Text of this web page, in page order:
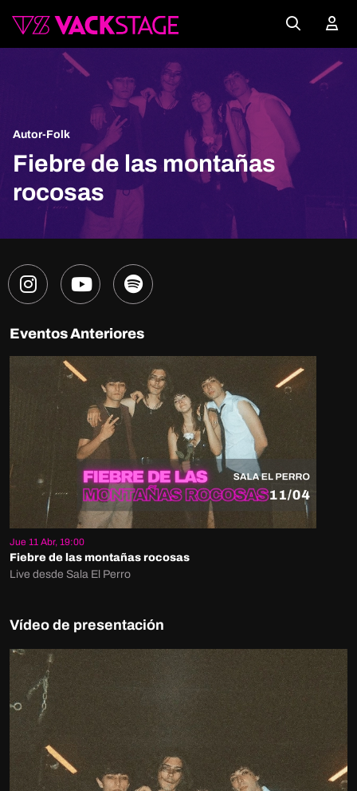
Autor-Folk
Fiebre de las montañas
rocosas
Eventos Anteriores
Jue 11 Abr, 19:00
Fiebre de las montañas rocosas
Live desde Sala El Perro
Vídeo de presentación